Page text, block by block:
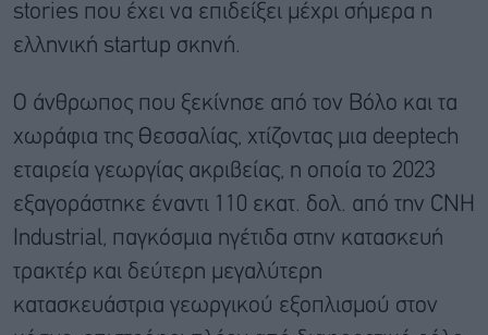
stories που έχει να επιδείξει μέχρι σήμερα η
ελληνική startup σκηνή.
Ο άνθρωπος που ξεκίνησε από τον Βόλο και τα
χωράφια της Θεσσαλίας, χτίζοντας μια deeptech
εταιρεία γεωργίας ακριβείας, η οποία το 2023
εξαγοράστηκε έναντι 110 εκατ. δολ. από την CNH
Industrial, παγκόσμια ηγέτιδα στην κατασκευή
τρακτέρ και δεύτερη μεγαλύτερη
κατασκευάστρια γεωργικού εξοπλισμού στον